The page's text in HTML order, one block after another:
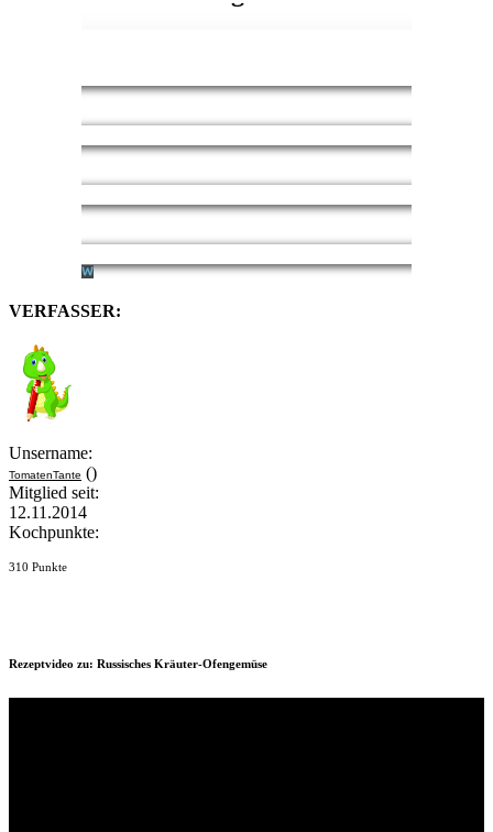
VERFASSER:
Unsername:
TomatenTante ()
Mitglied seit:
12.11.2014
Kochpunkte:
310 Punkte
Rezeptvideo zu: Russisches Kräuter-Ofengemüse